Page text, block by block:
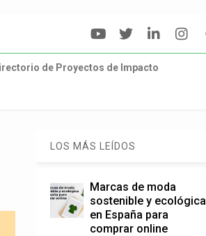
de Proyectos de Impacto
LOS MÁS LEÍDOS
Marcas de moda
sostenible y ecológica
en España para
comprar online